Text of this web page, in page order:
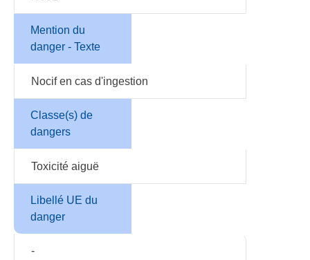
Mention du
danger - Texte
Nocif en cas d'ingestion
Classe(s) de
dangers
Toxicité aiguë
Libellé UE du
danger
-